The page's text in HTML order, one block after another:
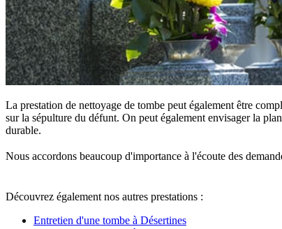
La prestation de nettoyage de tombe peut également être
sur la sépulture du défunt. On peut également envisager la
durable.
Nous accordons beaucoup d'importance à l'écoute des
Découvrez également nos autres prestations :
Entretien d'une tombe à Désertines